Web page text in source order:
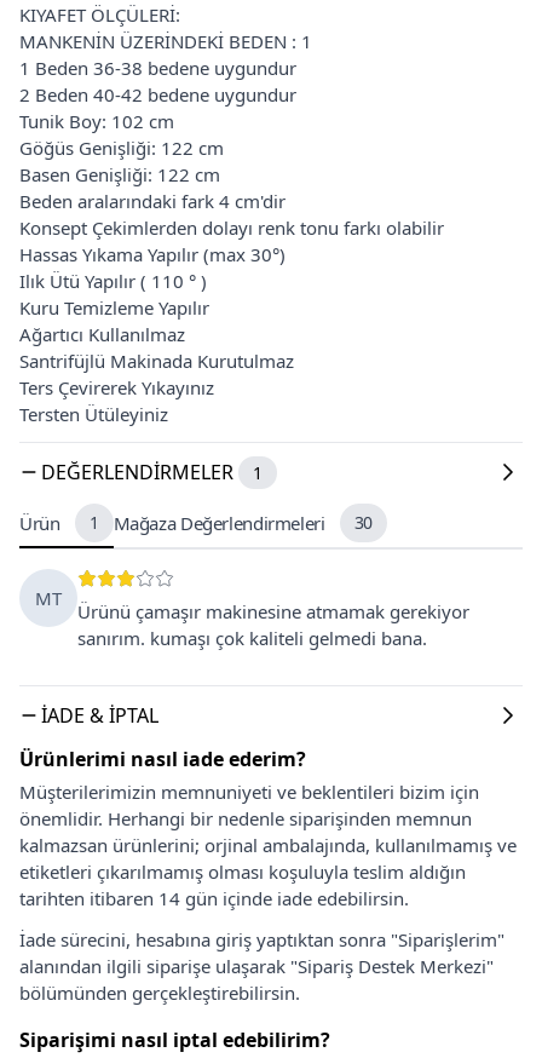
KIYAFET ÖLÇÜLERİ:
MANKENİN ÜZERİNDEKİ BEDEN : 1
1 Beden 36-38 bedene uygundur
2 Beden 40-42 bedene uygundur
Tunik Boy: 102 cm
Göğüs Genişliği: 122 cm
Basen Genişliği: 122 cm
Beden aralarındaki fark 4 cm'dir
Konsept Çekimlerden dolayı renk tonu farkı olabilir
Hassas Yıkama Yapılır (max 30°)
Ilık Ütü Yapılır ( 110 ° )
Kuru Temizleme Yapılır
Ağartıcı Kullanılmaz
Santrifüjlü Makinada Kurutulmaz
Ters Çevirerek Yıkayınız
Tersten Ütüleyiniz
DEĞERLENDIRMELER 1
Ürün 1 Mağaza Değerlendirmeleri 30
MT
Ürünü çamaşır makinesine atmamak gerekiyor
sanırım. kumaşı çok kaliteli gelmedi bana.
İADE & İPTAL
Ürünlerimi nasıl iade ederim?
Müşterilerimizin memnuniyeti ve beklentileri bizim için
önemlidir. Herhangi bir nedenle siparişinden memnun
kalmazsan ürünlerini; orjinal ambalajında, kullanılmamış ve
etiketleri çıkarılmamış olması koşuluyla teslim aldığın
tarihten itibaren 14 gün içinde iade edebilirsin.
İade sürecini, hesabına giriş yaptıktan sonra "Siparişlerim"
alanından ilgili siparişe ulaşarak "Sipariş Destek Merkezi"
bölümünden gerçekleştirebilirsin.
Siparişimi nasıl iptal edebilirim?